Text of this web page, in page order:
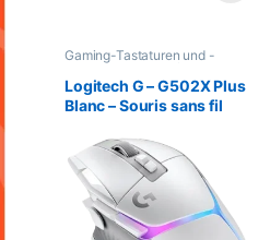
Gaming-Tastaturen und -
Mäuse,
Peripheriegeräte,Maus
Logitech G – G502X Plus
Blanc – Souris sans fil